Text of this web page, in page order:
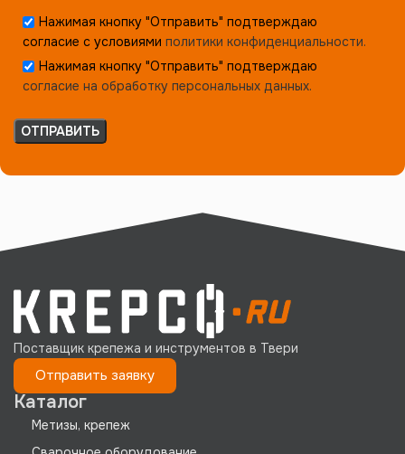
Нажимая кнопку "Отправить" подтверждаю
согласие с условиями политики конфиденциальности.
Нажимая кнопку "Отправить" подтверждаю
согласие на обработку персональных данных.
Поставщик крепежа и инструментов в Твери
Отправить заявку
Каталог
Метизы, крепеж